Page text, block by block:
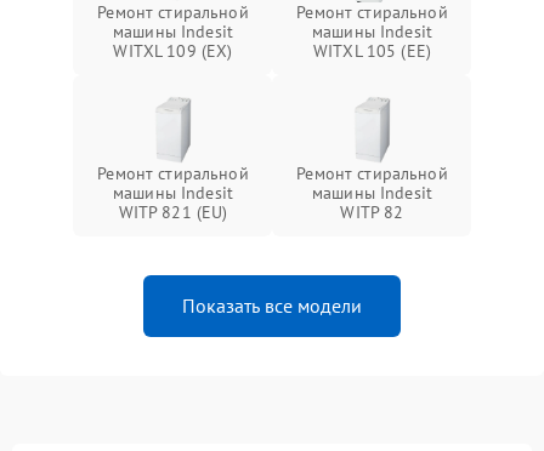
Ремонт стиральной
машины Indesit
WITXL 109 (EX)
Ремонт стиральной
машины Indesit
WITXL 105 (EE)
Ремонт стиральной
машины Indesit
WITP 821 (EU)
Ремонт стиральной
машины Indesit
WITP 82
Показать все модели